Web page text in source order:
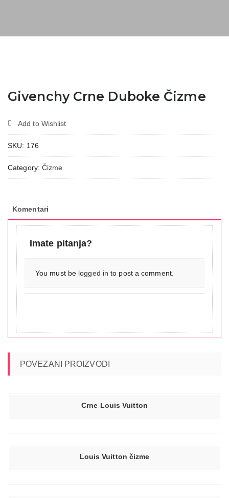
Givenchy Crne Duboke Čizme
Add to Wishlist
SKU: 176
Category: Čizme
Komentari
Imate pitanja?
You must be logged in to post a comment.
POVEZANI PROIZVODI
Crne Louis Vuitton
Louis Vuitton čizme